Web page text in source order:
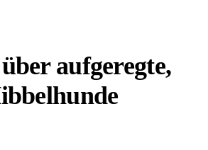
aufgeregte,